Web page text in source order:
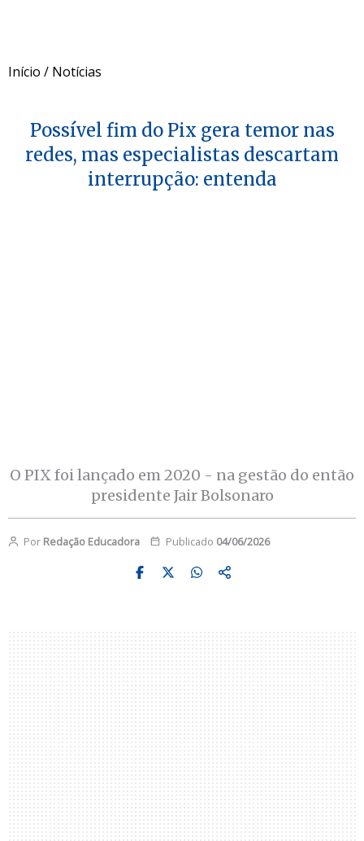
Início / Notícias
Possível fim do Pix gera temor nas
redes, mas especialistas descartam
interrupção: entenda
O PIX foi lançado em 2020 - na gestão do então
presidente Jair Bolsonaro
Por Redação Educadora Publicado 04/06/2026